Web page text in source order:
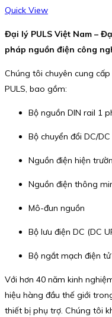
Quick View
Đại lý PULS Việt Nam –
pháp nguồn điện công
Chúng tôi chuyên cung
PULS, bao gồm:
Bộ nguồn DIN rail 1
Bộ chuyển đổi DC/DC
Nguồn điện hiện
Nguồn điện thông
Mô-đun nguồn
Bộ lưu điện DC (DC
Bộ ngắt mạch điện tử
Với hơn 40 năm kinh
hiệu hàng đầu thế giới
thiết bị phụ trợ. Chúng tôi